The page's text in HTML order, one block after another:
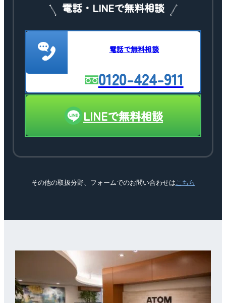
電話・LINEで無料相談
電話で無料相談
0120-424-911
LINEで無料相談
その他の取扱分野、フォームでのお問い合わせはこちら